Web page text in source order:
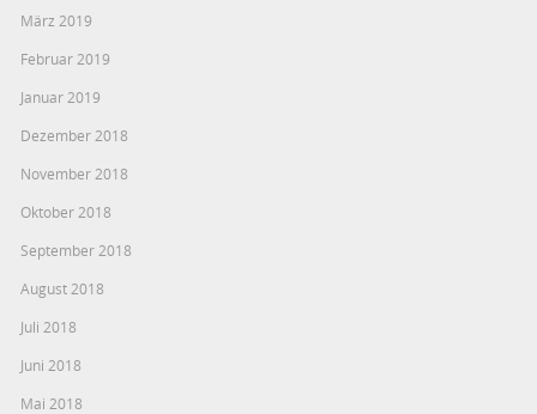
März 2019
Februar 2019
Januar 2019
Dezember 2018
November 2018
Oktober 2018
September 2018
August 2018
Juli 2018
Juni 2018
Mai 2018